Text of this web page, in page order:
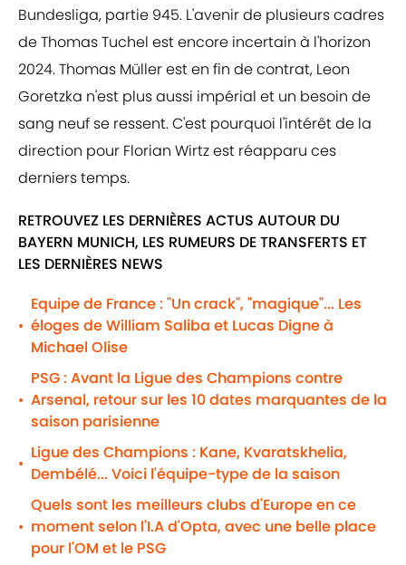
Bundesliga, partie 945. L'avenir de plusieurs cadres
de Thomas Tuchel est encore incertain à l'horizon
2024. Thomas Müller est en fin de contrat, Leon
Goretzka n'est plus aussi impérial et un besoin de
sang neuf se ressent. C'est pourquoi l'intérêt de la
direction pour Florian Wirtz est réapparu ces
derniers temps.
RETROUVEZ LES DERNIÈRES ACTUS AUTOUR DU
BAYERN MUNICH, LES RUMEURS DE TRANSFERTS ET
LES DERNIÈRES NEWS
•
Equipe de France : "Un crack", "magique"... Les
éloges de William Saliba et Lucas Digne à
Michael Olise
•
PSG : Avant la Ligue des Champions contre
Arsenal, retour sur les 10 dates marquantes de la
saison parisienne
•
Ligue des Champions : Kane, Kvaratskhelia,
Dembélé... Voici l'équipe-type de la saison
•
Quels sont les meilleurs clubs d'Europe en ce
moment selon l'I.A d'Opta, avec une belle place
pour l'OM et le PSG